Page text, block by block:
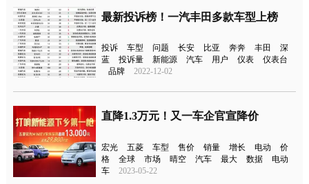
最新投诉榜！一汽丰田多款车型上榜
投诉 车型 问题 长安 比亚 奔奔 丰田
深
蓝
投诉量 新能源 汽车 用户 仪表
仪表台
品牌
2022-12-02
直降1.3万元！又一车企官宣降价
宏光 五菱 车型 售价 销量 增长 电动
价
格
全球 市场 晴空 汽车 最大 数据
电动
车
2023-05-22